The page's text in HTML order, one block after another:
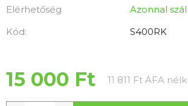
értékelése
5-
csillag.
Elérhetőség
Azonnal
Kód:
S400RK
15 000 Ft 11 811 Ft ÁFA